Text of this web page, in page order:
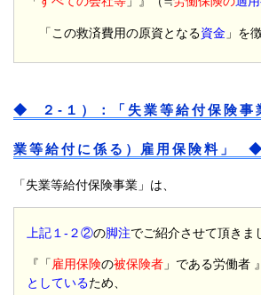
「この救済費用の原資となる資金 」を
◆ ２-１）：「失業等給付保険事
業等給付に係る）雇用保険料」 ◆
「失業等給付保険事業」は、
上記１-２②の脚注でご紹介させて頂きま
『「雇用保険の被保険者 」である労働者
としているため、